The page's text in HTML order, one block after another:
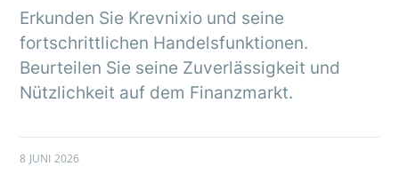
Erkunden Sie Krevnixio und seine
fortschrittlichen Handelsfunktionen.
Beurteilen Sie seine Zuverlässigkeit und
Nützlichkeit auf dem Finanzmarkt.
8 JUNI 2026